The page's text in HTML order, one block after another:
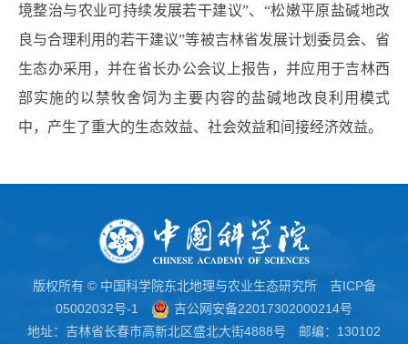
境整治与农业可持续发展若干建议”、“松嫩平原盐碱地改
良与合理利用的若干建议”等被吉林省发展计划委员会、省
生态办采用，并在省长办公会议上报告，并应用于吉林西
部实施的以禁牧舍饲为主要内容的盐碱地改良利用模式
中，产生了重大的生态效益、社会效益和间接经济效益。
版权所有 © 中国科学院东北地理与农业生态研究所 吉ICP备
05002032号-1
吉公网安备22017302000214号
地址：吉林省长春市高新北区盛北大街4888号 邮编：130102